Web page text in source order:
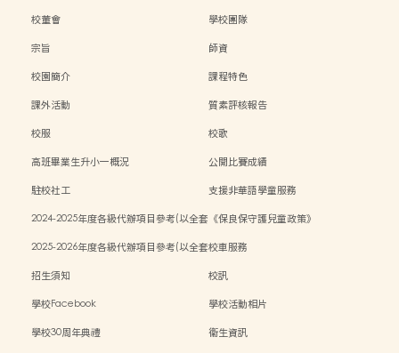
校董會
學校團隊
宗旨
師資
校園簡介
課程特色
課外活動
質素評核報告
校服
校歌
高班畢業生升小一概況
公開比賽成績
駐校社工
支援非華語學童服務
2024-2025年度各級代辦項目參考(以全套 《保良保守護兒童政策》
2025-2026年度各級代辦項目參考(以全套校車服務
招生須知
校訊
學校Facebook
學校活動相片
學校30周年典禮
衞生資訊